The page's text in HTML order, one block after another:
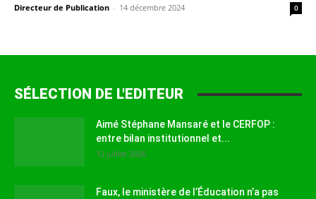
Directeur de Publication - 14 décembre 2024 0
SÉLECTION DE L'EDITEUR
Aimé Stéphane Mansaré et le CERFOP :
entre bilan institutionnel et...
12 juillet 2026
Faux, le ministère de l’Éducation n’a pas